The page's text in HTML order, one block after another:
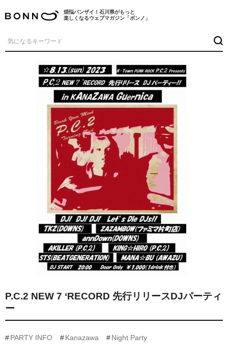
煩悩バンザイ！石川県がもっと
楽しくなるウェブマガジン「ボンノ」
P.C.2 NEW 7 ‘RECORD 先行リリースDJパーティ
ー
PARTY INFO Kanazawa Night Party